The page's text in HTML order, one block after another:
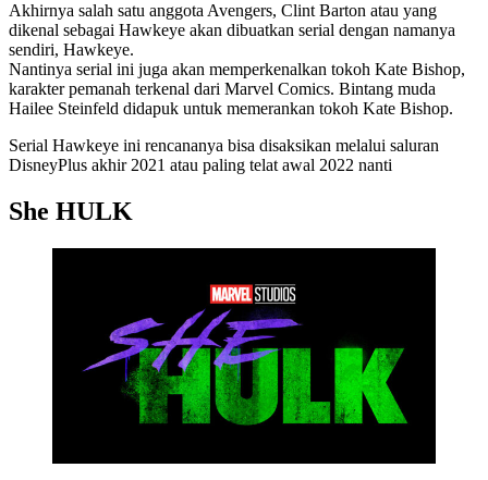
Akhirnya salah satu anggota Avengers, Clint Barton atau yang
dikenal sebagai Hawkeye akan dibuatkan serial dengan namanya
sendiri, Hawkeye.
Nantinya serial ini juga akan memperkenalkan tokoh Kate Bishop,
karakter pemanah terkenal dari Marvel Comics. Bintang muda
Hailee Steinfeld didapuk untuk memerankan tokoh Kate Bishop.
Serial Hawkeye ini rencananya bisa disaksikan melalui saluran
DisneyPlus akhir 2021 atau paling telat awal 2022 nanti
She HULK